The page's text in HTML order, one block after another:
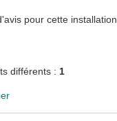
pour cette installation.
différents : 1